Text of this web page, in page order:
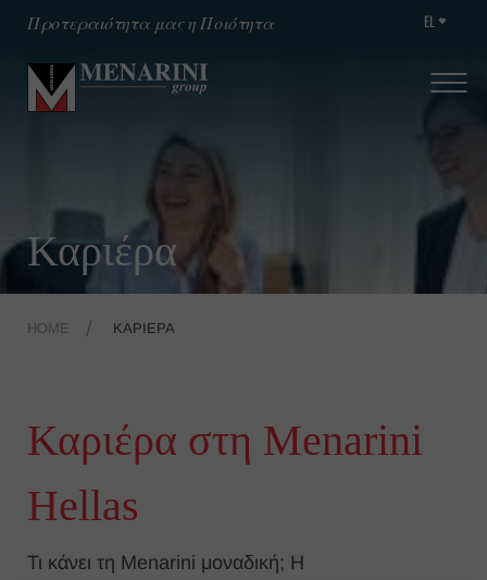
Προτεραιότητα μας η Ποιότητα EL
Καριέρα
HOME ΚΑΡΙΈΡΑ
Καριέρα στη Menarini
Hellas
Τι κάνει τη Menarini μοναδική; Η